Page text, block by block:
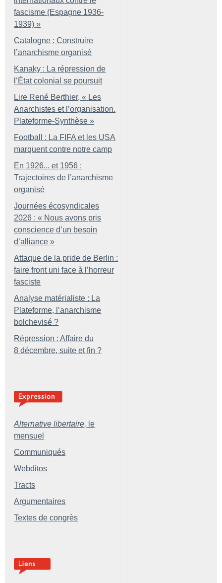
fascisme (Espagne 1936-
1939) »
Catalogne : Construire
l’anarchisme organisé
Kanaky : La répression de
l’État colonial se poursuit
Lire René Berthier, « Les
Anarchistes et l’organisation.
Plateforme-Synthèse »
Football : La FIFA et les USA
marquent contre notre camp
En 1926... et 1956 :
Trajectoires de l’anarchisme
organisé
Journées écosyndicales
2026 : « Nous avons pris
conscience d’un besoin
d’alliance »
Attaque de la pride de Berlin :
faire front uni face à l’horreur
fasciste
Analyse matérialiste : La
Plateforme, l’anarchisme
bolchevisé ?
Répression : Affaire du
8 décembre, suite et fin ?
Alternative libertaire, le
mensuel
Communiqués
Webditos
Tracts
Argumentaires
Textes de congrès